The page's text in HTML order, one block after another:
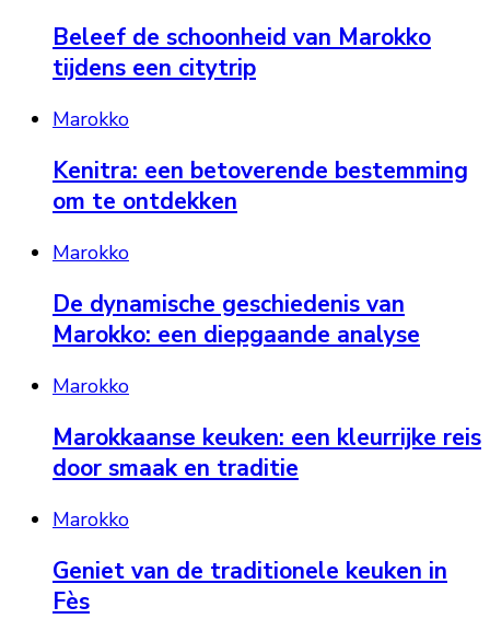
Beleef de schoonheid van Marokko
tijdens een citytrip
Marokko
Kenitra: een betoverende bestemming
om te ontdekken
Marokko
De dynamische geschiedenis van
Marokko: een diepgaande analyse
Marokko
Marokkaanse keuken: een kleurrijke reis
door smaak en traditie
Marokko
Geniet van de traditionele keuken in
Fès